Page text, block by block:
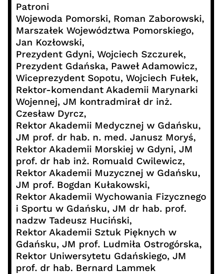
Patroni
Wojewoda Pomorski, Roman Zaborowski,
Marszałek Województwa Pomorskiego,
Jan Kozłowski,
Prezydent Gdyni, Wojciech Szczurek,
Prezydent Gdańska, Paweł Adamowicz,
Wiceprezydent Sopotu, Wojciech Fułek,
Rektor-komendant Akademii Marynarki
Wojennej, JM kontradmirał dr inż.
Czesław Dyrcz,
Rektor Akademii Medycznej w Gdańsku,
JM prof. dr hab. n. med. Janusz Moryś,
Rektor Akademii Morskiej w Gdyni, JM
prof. dr hab inż. Romuald Cwilewicz,
Rektor Akademii Muzycznej w Gdańsku,
JM prof. Bogdan Kułakowski,
Rektor Akademii Wychowania Fizycznego
i Sportu w Gdańsku, JM dr hab. prof.
nadzw Tadeusz Huciński,
Rektor Akademii Sztuk Pięknych w
Gdańsku, JM prof. Ludmiła Ostrogórska,
Rektor Uniwersytetu Gdańskiego, JM
prof. dr hab. Bernard Lammek